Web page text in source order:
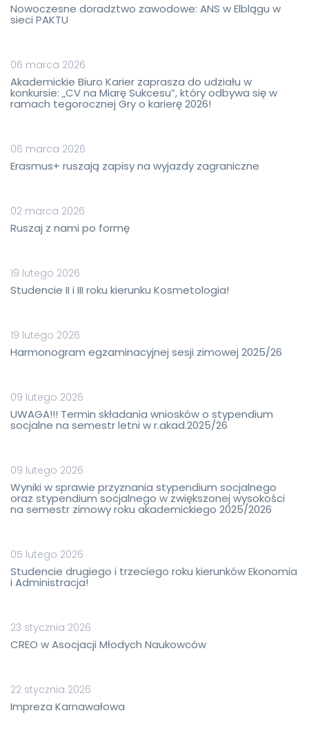
Nowoczesne doradztwo zawodowe: ANS w Elblągu w
sieci PAKTU
06 marca 2026
Akademickie Biuro Karier zaprasza do udziału w
konkursie: „CV na Miarę Sukcesu”, który odbywa się w
ramach tegorocznej Gry o karierę 2026!
06 marca 2026
Erasmus+ ruszają zapisy na wyjazdy zagraniczne
02 marca 2026
Ruszaj z nami po formę
19 lutego 2026
Studencie II i III roku kierunku Kosmetologia!
19 lutego 2026
Harmonogram egzaminacyjnej sesji zimowej 2025/26
09 lutego 2026
UWAGA!!! Termin składania wniosków o stypendium
socjalne na semestr letni w r.akad.2025/26
09 lutego 2026
Wyniki w sprawie przyznania stypendium socjalnego
oraz stypendium socjalnego w zwiększonej wysokości
na semestr zimowy roku akademickiego 2025/2026
05 lutego 2026
Studencie drugiego i trzeciego roku kierunków Ekonomia
i Administracja!
23 stycznia 2026
CREO w Asocjacji Młodych Naukowców
22 stycznia 2026
Impreza Karnawałowa